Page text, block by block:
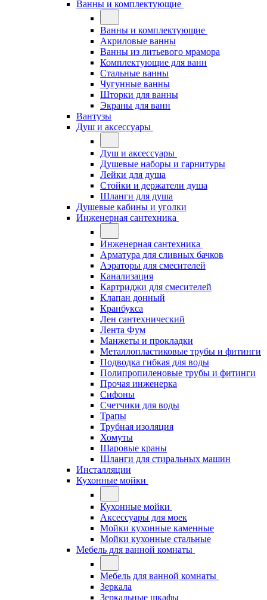
Ванны и комплектующие
Ванны и комплектующие
Акриловые ванны
Ванны из литьевого мрамора
Комплектующие для ванн
Стальные ванны
Чугунные ванны
Шторки для ванны
Экраны для ванн
Вантузы
Душ и аксессуары
Душ и аксессуары
Душевые наборы и гарнитуры
Лейки для душа
Стойки и держатели душа
Шланги для душа
Душевые кабины и уголки
Инженерная сантехника
Инженерная сантехника
Арматура для сливных бачков
Аэраторы для смесителей
Канализация
Картриджи для смесителей
Клапан донный
Кранбукса
Лен сантехнический
Лента Фум
Манжеты и прокладки
Металлопластиковые трубы и фитинги
Подводка гибкая для воды
Полипропиленовые трубы и фитинги
Прочая инженерка
Сифоны
Счетчики для воды
Трапы
Трубная изоляция
Хомуты
Шаровые краны
Шланги для стиральных машин
Инсталляции
Кухонные мойки
Кухонные мойки
Аксессуары для моек
Мойки кухонные каменные
Мойки кухонные стальные
Мебель для ванной комнаты
Мебель для ванной комнаты
Зеркала
Зеркальные шкафы